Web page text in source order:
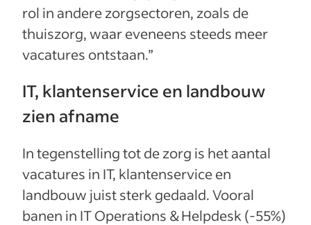
rol in andere zorgsectoren, zoals de
thuiszorg, waar eveneens steeds meer
vacatures ontstaan.”
IT, klantenservice en landbouw
zien afname
In tegenstelling tot de zorg is het aantal
vacatures in IT, klantenservice en
landbouw juist sterk gedaald. Vooral
banen in IT Operations & Helpdesk (-55%)